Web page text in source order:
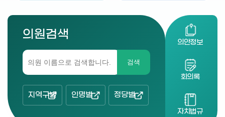
의원검색
검색
지역구별 인명별 정당별
의안정보
회의록
자치법규